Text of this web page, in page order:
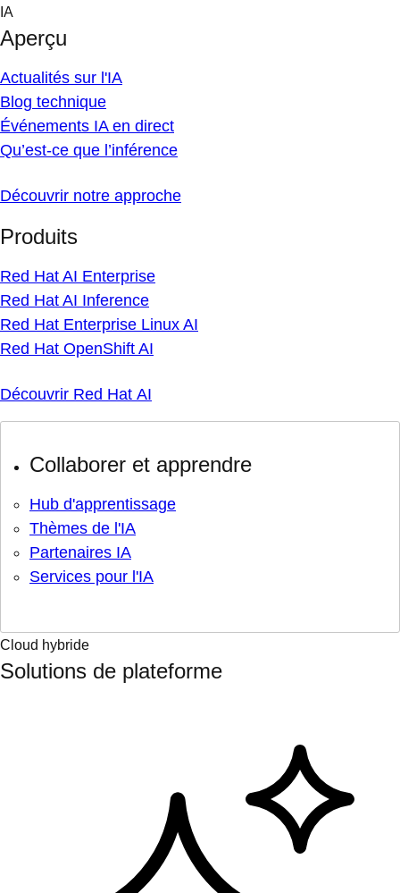
Skip
content
IA
Aperçu
Actualités sur l'IA
Blog technique
Événements IA en direct
Qu’est-ce que l’inférence
Découvrir notre approche
Produits
Red Hat AI Enterprise
Red Hat AI Inference
Red Hat Enterprise Linux AI
Red Hat OpenShift AI
Découvrir Red Hat AI
Collaborer et apprendre
Hub d'apprentissage
Thèmes de l'IA
Partenaires IA
Services pour l'IA
Cloud hybride
Solutions de plateforme